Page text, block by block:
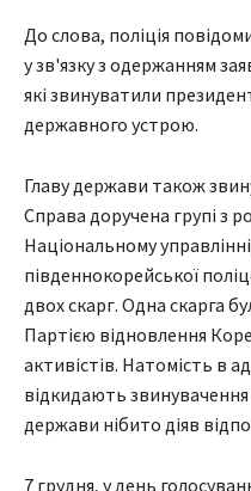
До слова, поліція
у зв'язку з одержанням
які звинуватили
державного устрою.
Главу держави також
Справа доручена групі з
Національному
південнокорейської
двох скарг. Одна скарга
Партією відновлення
активістів. Натомість в
відкидають
держави нібито діяв
7 грудня, у день